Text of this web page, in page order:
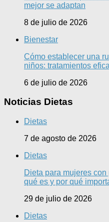
mejor se adaptan
8 de julio de 2026
Bienestar
Cómo establecer una
niños: tratamientos
6 de julio de 2026
Noticias Dietas
Dietas
7 de agosto de 2026
Dietas
Dieta para mujeres
qué es y por qué
29 de julio de 2026
Dietas